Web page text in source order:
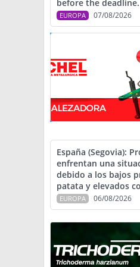
before the deadline.
EUROPA 07/08/2026
España (Segovia):
enfrentan una
debido a los bajos
patata y elevados
EUROPA 06/08/2026